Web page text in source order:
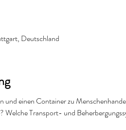
Deutschland
einen Container zu
Welche Transport- und